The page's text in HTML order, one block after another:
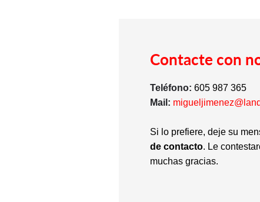
Contacte con
Teléfono:605 987 365
Mail:
Si lo prefiere, deje su
de contacto. Le
muchas gracias.